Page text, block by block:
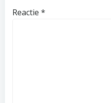
Reactie *